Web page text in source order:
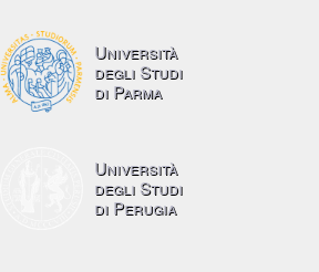
Università
degli Studi
di Parma
Università
degli Studi
di Perugia